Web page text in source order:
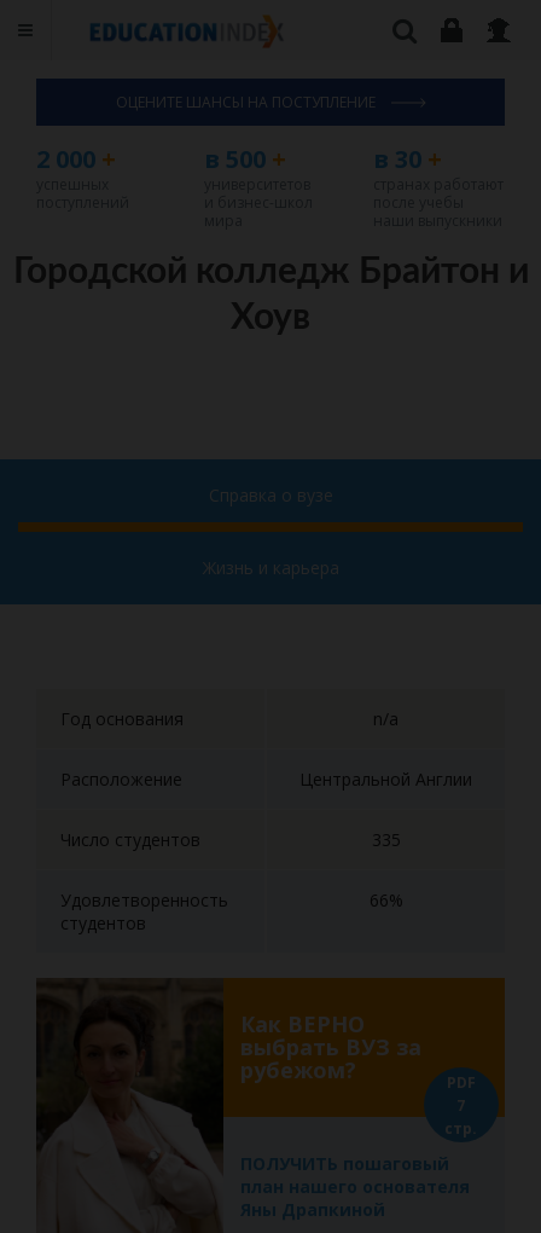
ОЦЕНИТЕ ШАНСЫ НА ПОСТУПЛЕНИЕ
2 000 + в 500 + в 30+
Городской колледж Брайтон и
Хоув
Справка о вузе
Жизнь и карьера
Год основания n/a
Расположение Центральной Англии
Число студентов 335
Удовлетворенность
студентов
66%
Как ВЕРНО
выбрать ВУЗ за
рубежом?
ПОЛУЧИТЬ пошаговый
план нашего основателя
Яны Драпкиной
PDF
7
стр.